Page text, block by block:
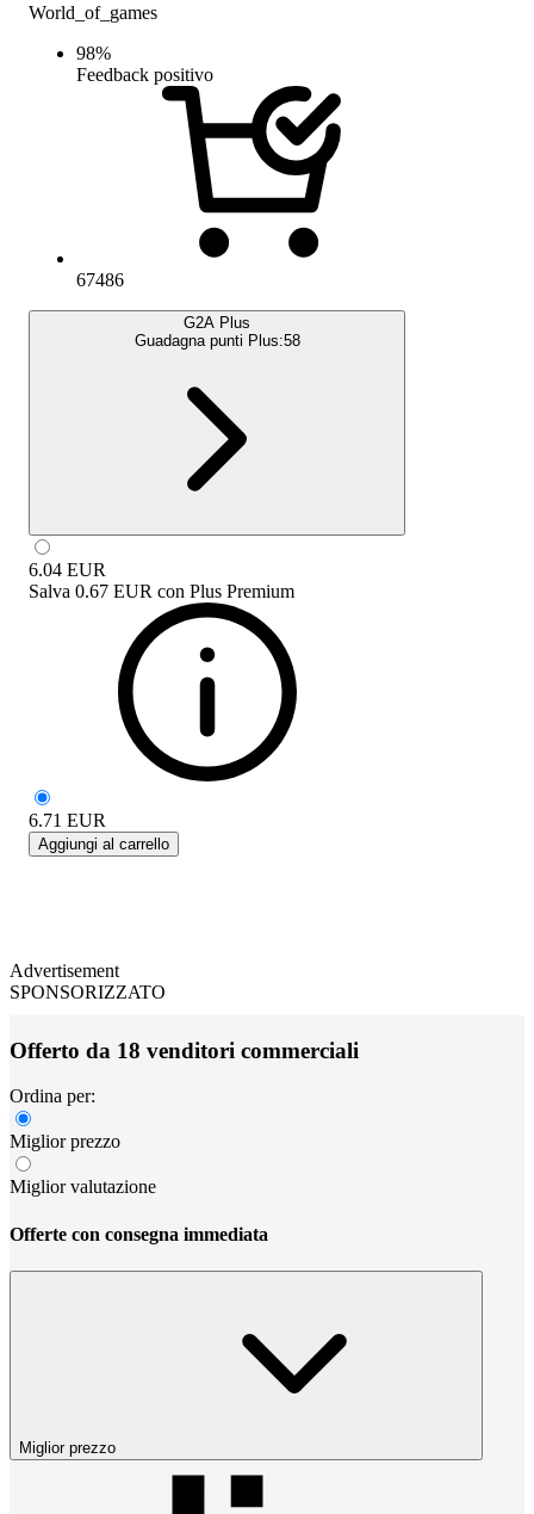
World_of_games
98%
Feedback positivo
67486
G2A Plus
Guadagna punti Plus:58
6.04 EUR
Salva 0.67 EUR con Plus Premium
6.71 EUR
Aggiungi al carrello
Advertisement
SPONSORIZZATO
Offerto da 18 venditori commerciali
Ordina per:
Miglior prezzo
Miglior valutazione
Offerte con consegna immediata
Miglior prezzo